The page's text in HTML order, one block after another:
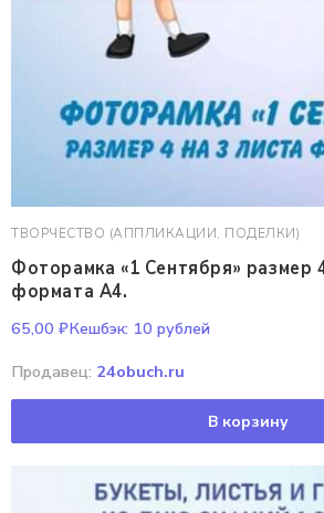
ТВОРЧЕСТВО (АППЛИКАЦИИ, ПОДЕЛКИ)
Фоторамка «1 Сентября» размер
формата А4.
65,00 ₽Кешбэк: 10 рублей
Продавец: 24obuch.ru
В корзину